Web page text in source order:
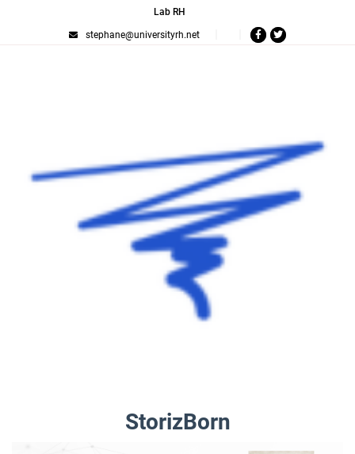
Lab RH
stephane@universityrh.net
StorizBorn